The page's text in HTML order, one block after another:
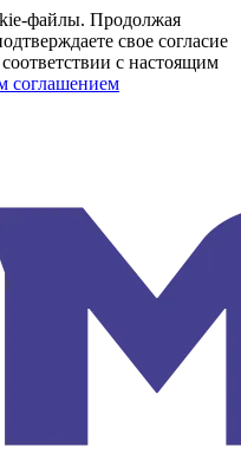
файлы. Продолжая
свое согласие
с настоящим
соглашением